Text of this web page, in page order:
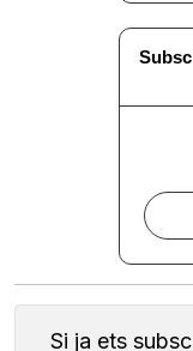
Si ja ets